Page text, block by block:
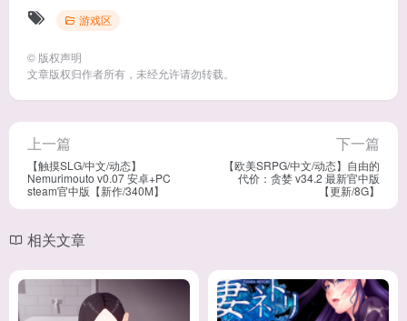
游戏区
© 版权声明
文章版权归作者所有，未经允许请勿转载。
上一篇
【触摸SLG/中文/动态】
Nemurimouto v0.07 安卓+PC
steam官中版【新作/340M】
下一篇
【欧美SRPG/中文/动态】自由的
代价：贪婪 v34.2 最新官中版
【更新/8G】
相关文章